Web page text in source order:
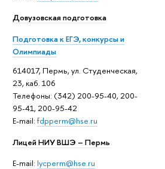
Довузовская подготовка
Подготовка к ЕГЭ, конкурсы и
Олимпиады
614017, Пермь, ул. Студенческая,
23, каб. 106
Телефоны: (342) 200-95-40, 200-
95-41, 200-95-42
E-mail: fdpperm@hse.ru
Лицей НИУ ВШЭ – Пермь
E-mail: lycperm@hse.ru